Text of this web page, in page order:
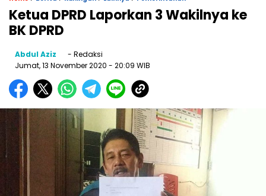
Ketua DPRD Laporkan 3 Wakilnya ke
BK DPRD
Abdul Aziz
- Redaksi
Jumat, 13 November 2020 - 20:09 WIB